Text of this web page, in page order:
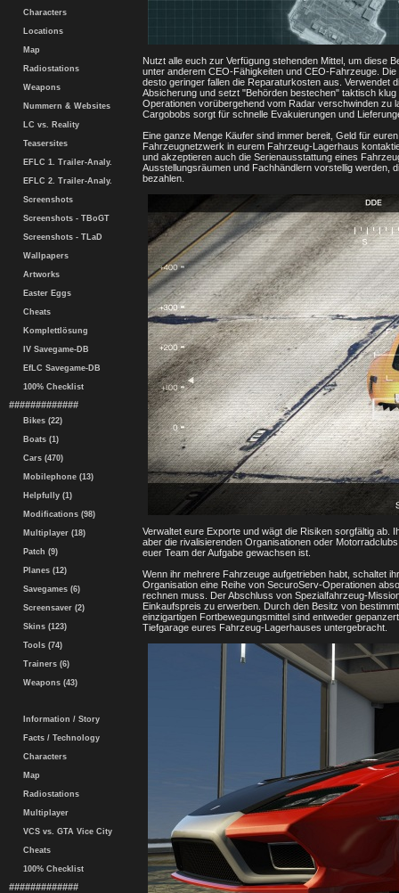
Characters
Locations
Map
Radiostations
Weapons
Nummern & Websites
LC vs. Reality
Teasersites
EFLC 1. Trailer-Analy.
EFLC 2. Trailer-Analy.
Screenshots
Screenshots - TBoGT
Screenshots - TLaD
Wallpapers
Artworks
Easter Eggs
Cheats
Komplettlösung
IV Savegame-DB
EfLC Savegame-DB
100% Checklist
#############
Bikes (22)
Boats (1)
Cars (470)
Mobilephone (13)
Helpfully (1)
Modifications (98)
Multiplayer (18)
Patch (9)
Planes (12)
Savegames (6)
Screensaver (2)
Skins (123)
Tools (74)
Trainers (6)
Weapons (43)
Information / Story
Facts / Technology
Characters
Map
Radiostations
Multiplayer
VCS vs. GTA Vice City
Cheats
100% Checklist
#############
Nutzt alle euch zur Verfügung stehenden Mittel, um diese
unter anderem CEO-Fähigkeiten und CEO-Fahrzeuge.
desto geringer fallen die Reparaturkosten aus. Verwendet
Absicherung und setzt "Behörden bestechen" taktisch
Operationen vorübergehend vom Radar verschwinden zu
Cargobobs sorgt für schnelle Evakuierungen und
Eine ganze Menge Käufer sind immer bereit, Geld für
Fahrzeugnetzwerk in eurem Fahrzeug-Lagerhaus
und akzeptieren auch die Serienausstattung eines
Ausstellungsräumen und Fachhändlern vorstellig werden,
bezahlen.
Verwaltet eure Exporte und wägt die Risiken sorgfältig ab.
aber die rivalisierenden Organisationen oder
euer Team der Aufgabe gewachsen ist.
Wenn ihr mehrere Fahrzeuge aufgetrieben habt, schaltet
Organisation eine Reihe von SecuroServ-Operationen
rechnen muss. Der Abschluss von Spezialfahrzeug-
Einkaufspreis zu erwerben. Durch den Besitz von
einzigartigen Fortbewegungsmittel sind entweder
Tiefgarage eures Fahrzeug-Lagerhauses untergebracht.